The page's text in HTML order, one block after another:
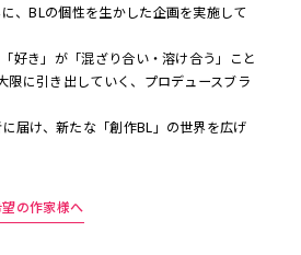
、BLの個性を生かした企画を実施して
好き」が「混ざり合い・溶け合う」こと
限に引き出していく、プロデュースブラ
届け、新たな「創作BL」の世界を広げ
の作家様へ